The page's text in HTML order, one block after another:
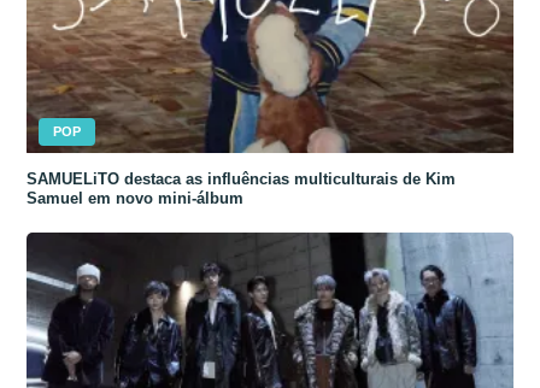
POP
SAMUELiTO destaca as influências multiculturais de Kim
Samuel em novo mini-álbum